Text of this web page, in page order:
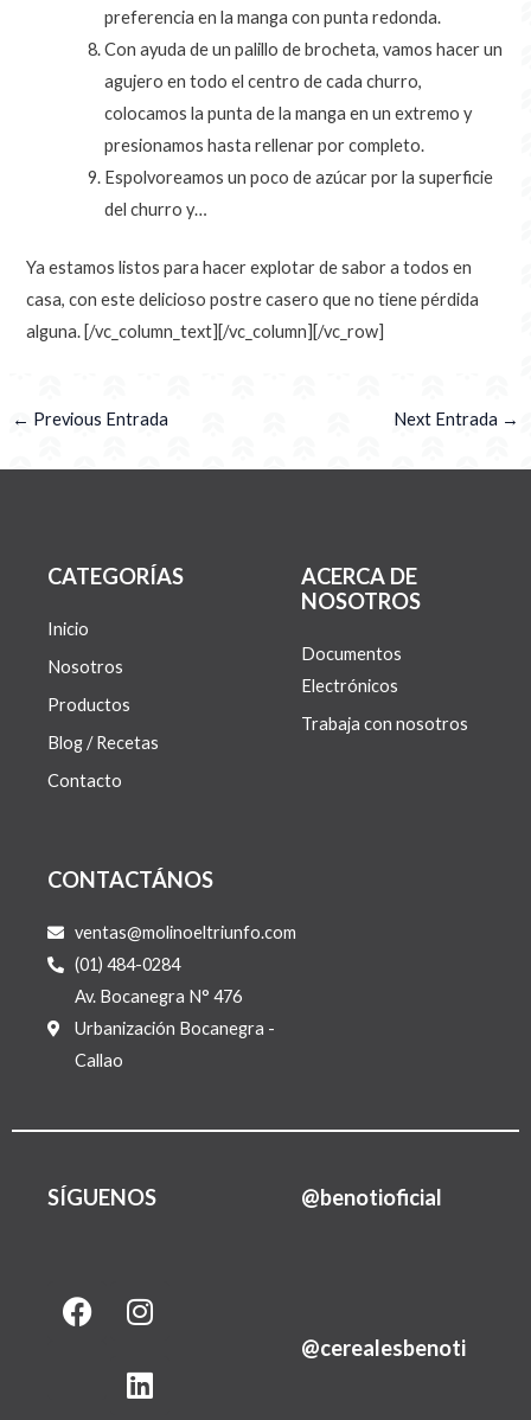
preferencia en la manga con punta redonda.
Con ayuda de un palillo de brocheta, vamos hacer un
agujero en todo el centro de cada churro,
colocamos la punta de la manga en un extremo y
presionamos hasta rellenar por completo.
Espolvoreamos un poco de azúcar por la superficie
del churro y…
Ya estamos listos para hacer explotar de sabor a todos en
casa, con este delicioso postre casero que no tiene pérdida
alguna. [/vc_column_text][/vc_column][/vc_row]
← Previous Entrada Next Entrada →
CATEGORÍAS
Inicio
Nosotros
Productos
Blog / Recetas
Contacto
ACERCA DE
NOSOTROS
Documentos
Electrónicos
Trabaja con nosotros
CONTACTÁNOS
ventas@molinoeltriunfo.com
(01) 484-0284
Av. Bocanegra N° 476
Urbanización Bocanegra -
Callao
SÍGUENOS @benotioficial
F
a
I
n
t
L
i
k
@cerealesbenoti